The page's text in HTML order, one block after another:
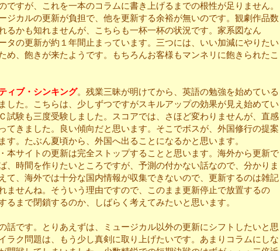
ですが、これを一本のコラムに書き上げるまでの根性が足りません。
ジカルの更新が負担で、他を更新する余裕が無いのです。観劇作品数
るかも知れませんが、こちらも一杯一杯の状況です。家系図なん
タの更新が約１年間止まっています。三つには、いい加減にやりたい
め、飽きが来たようです。もちろんお客様もマンネリに飽きられたこ
ィブ・シンキング。残業三昧が明けてから、英語の勉強を始めている
した。こちらは、少しずつですがスキルアップの効果が見え始めてい
試験も三度受験しました。スコアでは、さほど変わりませんが、直感
てきました。良い傾向だと思います。そこでボスが、外国修行の提案
す。たぶん夏頃から、外国へ出ることになるかと思います。
本サイトの更新は完全ストップすることと思います。海外から更新で
、時間を作りたいところですが、予測の付かない話なので、分かりま
て、海外では十分な国内情報が収集できないので、更新するのは雑記
ませんね。そういう理由ですので、このまま更新停止で放置するの
るまで閉鎖するのか、しばらく考えてみたいと思います。
話です。とりあえずは、ミュージカル以外の更新にシフトしたいと思
ラク問題は、もう少し真剣に取り上げたいです。あまりコラムにしな